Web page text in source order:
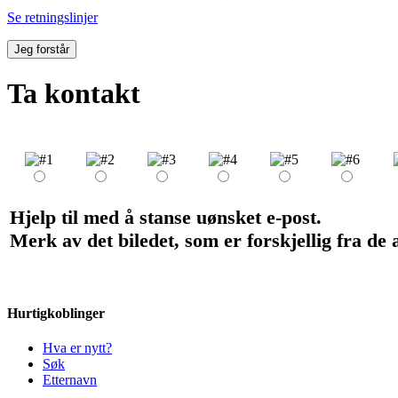
Se retningslinjer
Jeg forstår
Ta kontakt
Hjelp til med å stanse uønsket e-post.
Merk av det biledet, som er forskjellig fra de
Hurtigkoblinger
Hva er nytt?
Søk
Etternavn